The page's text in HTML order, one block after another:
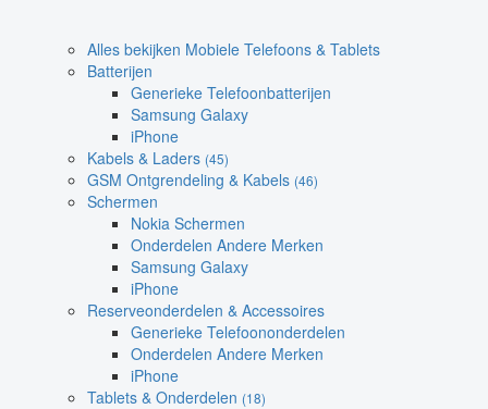
Alles bekijken Mobiele Telefoons & Tablets
Batterijen
Generieke Telefoonbatterijen
Samsung Galaxy
iPhone
Kabels & Laders (45)
GSM Ontgrendeling & Kabels (46)
Schermen
Nokia Schermen
Onderdelen Andere Merken
Samsung Galaxy
iPhone
Reserveonderdelen & Accessoires
Generieke Telefoononderdelen
Onderdelen Andere Merken
iPhone
Tablets & Onderdelen (18)